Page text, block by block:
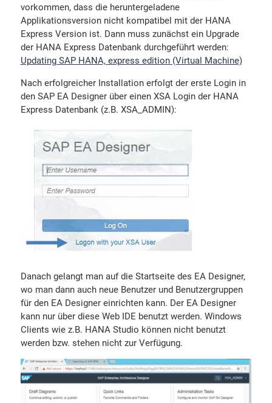
vorkommen, dass die heruntergeladene
Applikationsversion nicht kompatibel mit der HANA
Express Version ist. Dann muss zunächst ein Upgrade
der HANA Express Datenbank durchgeführt werden:
Updating SAP HANA, express edition (Virtual Machine)
Nach erfolgreicher Installation erfolgt der erste Login in
den SAP EA Designer über einen XSA Login der HANA
Express Datenbank (z.B. XSA_ADMIN):
Danach gelangt man auf die Startseite des EA Designer,
wo man dann auch neue Benutzer und Benutzergruppen
für den EA Designer einrichten kann. Der EA Designer
kann nur über diese Web IDE benutzt werden. Windows
Clients wie z.B. HANA Studio können nicht benutzt
werden bzw. stehen nicht zur Verfügung.